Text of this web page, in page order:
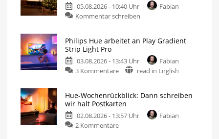
05.08.2026 - 10:40 Uhr
Fabian
Kommentar schreiben
Philips Hue arbeitet an Play Gradient
Strip Light Pro
03.08.2026 - 13:43 Uhr
Fabian
3 Kommentare
read in English
Hue-Wochenrückblick: Dann schreiben
wir halt Postkarten
02.08.2026 - 13:57 Uhr
Fabian
2 Kommentare